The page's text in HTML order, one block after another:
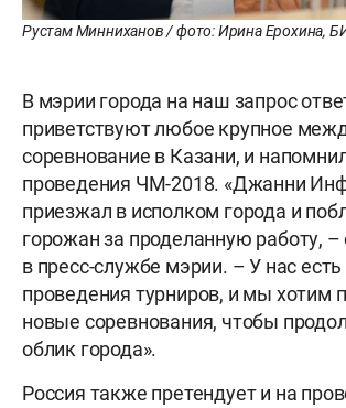
Рустам Минниханов / фото: Ирина Ерохина,
В мэрии города на наш запрос
приветствуют любое крупное
соревнование в Казани, и
проведения ЧМ-2018. «Джанни
приезжал в исполком города и
горожан за проделанную работу, –
в пресс-службе мэрии. – У нас
проведения турниров, и мы хотим
новые соревнования, чтобы
облик города».
Россия также претендует и на